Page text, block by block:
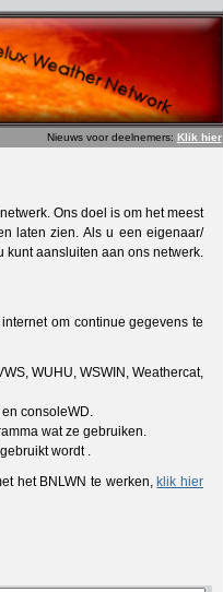
Nieuws voor deelnemers: Klik hier
Ons doel is om het meest
laten zien. Als u een eigenaar/
kunt aansluiten aan ons netwerk.
om continue gegevens te
WUHU, WSWIN, Weathercat,
consoleWD.
wat ze gebruiken.
wordt .
het BNLWN te werken, klik hier